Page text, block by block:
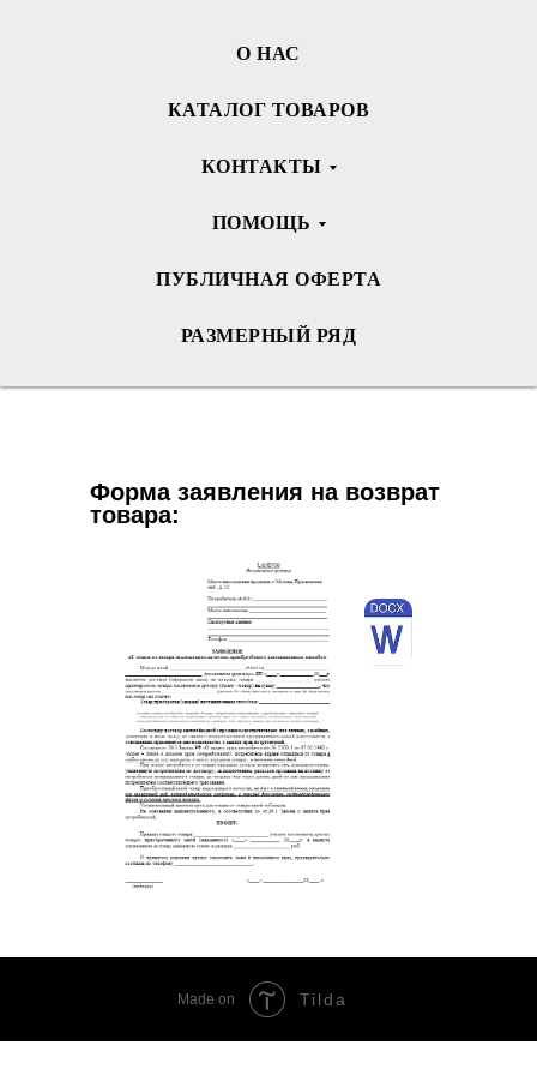
О НАС
КАТАЛОГ ТОВАРОВ
КОНТАКТЫ
ПОМОЩЬ
ПУБЛИЧНАЯ ОФЕРТА
РАЗМЕРНЫЙ РЯД
Форма заявления на возврат
товара:
Made on Tilda